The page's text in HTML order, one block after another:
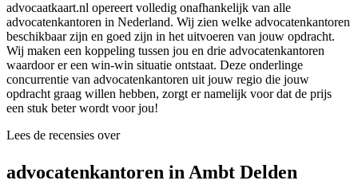
advocaatkaart.nl opereert volledig onafhankelijk van alle
advocatenkantoren in Nederland. Wij zien welke advocatenkantoren
beschikbaar zijn en goed zijn in het uitvoeren van jouw opdracht.
Wij maken een koppeling tussen jou en drie advocatenkantoren
waardoor er een win-win situatie ontstaat. Deze onderlinge
concurrentie van advocatenkantoren uit jouw regio die jouw
opdracht graag willen hebben, zorgt er namelijk voor dat de prijs
een stuk beter wordt voor jou!
Lees de recensies over
advocatenkantoren in Ambt Delden